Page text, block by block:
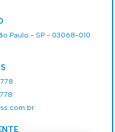
Paulo - SP - 03068-010